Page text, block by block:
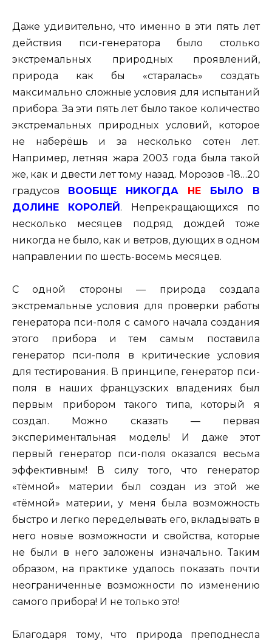
Даже удивительно, что именно в эти пять лет
действия пси-генератора было столько
экстремальных природных проявлений,
природа как бы «старалась» создать
максимально сложные условия для испытаний
прибора. За эти пять лет было такое количество
экстремальных природных условий, которое
не наберёшь и за несколько сотен лет.
Например, летняя жара 2003 года была такой
же, как и двести лет тому назад. Морозов -18…20
градусов ВООБЩЕ НИКОГДА НЕ БЫЛО В
ДОЛИНЕ КОРОЛЕЙ. Непрекращающихся по
несколько месяцев подряд дождей тоже
никогда не было, как и ветров, дующих в одном
направлении по шесть-восемь месяцев.
С одной стороны — природа создала
экстремальные условия для проверки работы
генератора пси-поля с самого начала создания
этого прибора и тем самым поставила
генератор пси-поля в критические условия
для тестирования. В принципе, генератор пси-
поля в наших французских владениях был
первым прибором такого типа, который я
создал. Можно сказать — первая
экспериментальная модель! И даже этот
первый генератор пси-поля оказался весьма
эффективным! В силу того, что генератор
«тёмной» материи был создан из этой же
«тёмной» материи, у меня была возможность
быстро и легко переделывать его, вкладывать в
него новые возможности и свойства, которые
не были в него заложены изначально. Таким
образом, на практике удалось показать почти
неограниченные возможности по изменению
самого прибора! И не только это!
Благодаря тому, что природа преподнесла